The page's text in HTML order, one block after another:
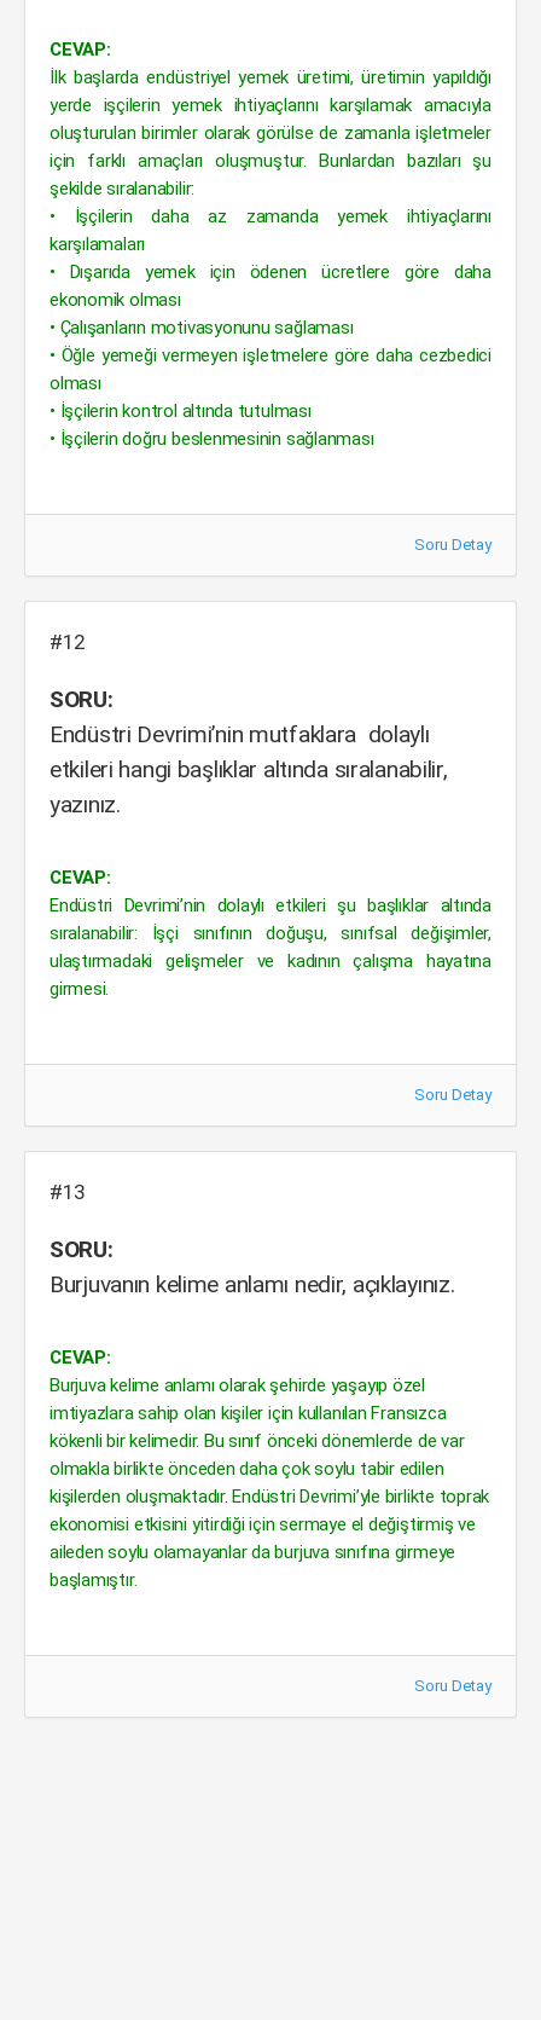
CEVAP:
İlk başlarda endüstriyel yemek üretimi, üretimin yapıldığı
yerde işçilerin yemek ihtiyaçlarını karşılamak amacıyla
oluşturulan birimler olarak görülse de zamanla işletmeler
için farklı amaçları oluşmuştur. Bunlardan bazıları şu
şekilde sıralanabilir:
• İşçilerin daha az zamanda yemek ihtiyaçlarını
karşılamaları
• Dışarıda yemek için ödenen ücretlere göre daha
ekonomik olması
• Çalışanların motivasyonunu sağlaması
• Öğle yemeği vermeyen işletmelere göre daha cezbedici
olması
• İşçilerin kontrol altında tutulması
• İşçilerin doğru beslenmesinin sağlanması
Soru Detay
#12
SORU:
Endüstri Devrimi’nin mutfaklara dolaylı
etkileri hangi başlıklar altında sıralanabilir,
yazınız.
CEVAP:
Endüstri Devrimi’nin dolaylı etkileri şu başlıklar altında
sıralanabilir: İşçi sınıfının doğuşu, sınıfsal değişimler,
ulaştırmadaki gelişmeler ve kadının çalışma hayatına
girmesi.
Soru Detay
#13
SORU:
Burjuvanın kelime anlamı nedir, açıklayınız.
CEVAP:
Burjuva kelime anlamı olarak şehirde yaşayıp özel
imtiyazlara sahip olan kişiler için kullanılan Fransızca
kökenli bir kelimedir. Bu sınıf önceki dönemlerde de var
olmakla birlikte önceden daha çok soylu tabir edilen
kişilerden oluşmaktadır. Endüstri Devrimi’yle birlikte toprak
ekonomisi etkisini yitirdiği için sermaye el değiştirmiş ve
aileden soylu olamayanlar da burjuva sınıfına girmeye
başlamıştır.
Soru Detay